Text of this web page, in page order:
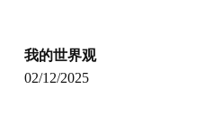
我的世界观
02/12/2025